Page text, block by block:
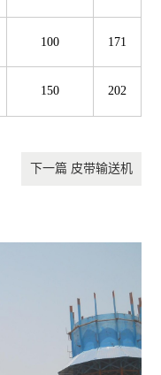
100 171
150 202
下一篇 皮带输送机